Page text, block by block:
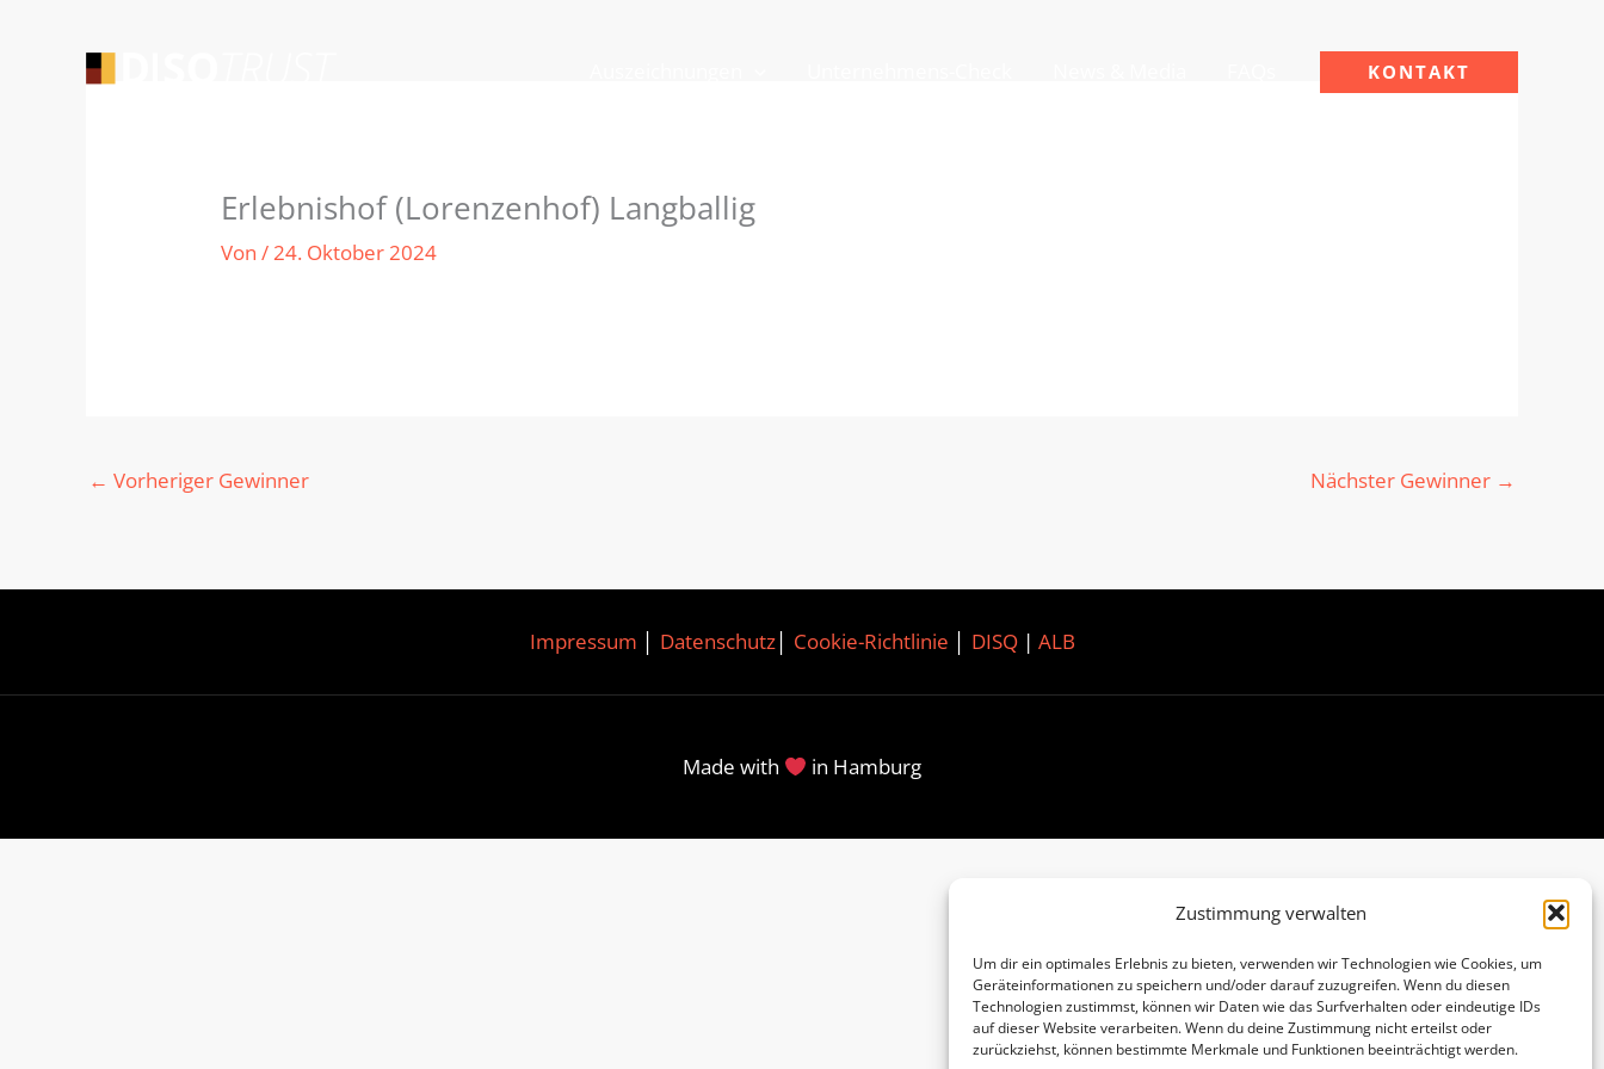
Zustimmung verwalten
Um dir ein optimales Erlebnis zu bieten, verwenden wir Technologien wie Cookies, um
Geräteinformationen zu speichern und/oder darauf zuzugreifen. Wenn du diesen
Technologien zustimmst, können wir Daten wie das Surfverhalten oder eindeutige IDs
auf dieser Website verarbeiten. Wenn du deine Zustimmung nicht erteilst oder
zurückziehst, können bestimmte Merkmale und Funktionen beeinträchtigt werden.
KONTAKT
Erlebnishof (Lorenzenhof) Langballig
Von/24. Oktober 2024
← Vorheriger Gewinner Nächster Gewinner →
Impressum Datenschutz│ Cookie-Richtlinie DISQ| ALB
Made with in Hamburg